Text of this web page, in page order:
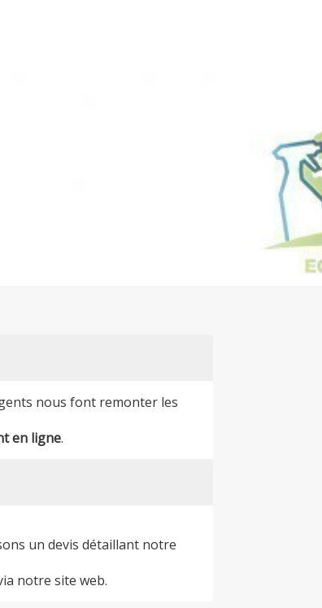
nous font remonter les
en ligne.
un devis détaillant notre
notre site web.